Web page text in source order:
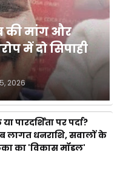
की मांग और
में दो सिपाही
2026
पारदर्शिता पर पर्दा?
लागत धनराशि, सवालों के
का 'विकास मॉडल'